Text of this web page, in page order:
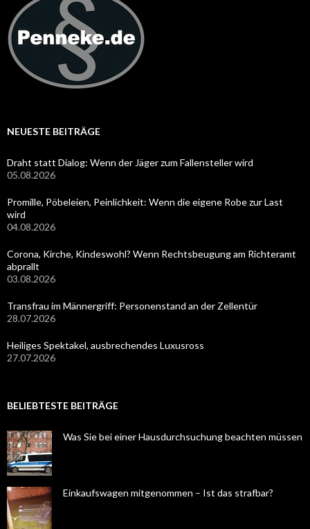
NEUESTE BEITRÄGE
Draht statt Dialog: Wenn der Jäger zum Fallensteller wird
05.08.2026
Promille, Pöbeleien, Peinlichkeit: Wenn die eigene Robe zur Last
wird
04.08.2026
Corona, Kirche, Kindeswohl? Wenn Rechtsbeugung am Richteramt
abprallt
03.08.2026
Transfrau im Männergriff: Personenstand an der Zellentür
28.07.2026
Heiliges Spektakel, ausbrechendes Luxusross
27.07.2026
BELIEBTESTE BEITRÄGE
Was Sie bei einer Hausdurchsuchung beachten müssen
Einkaufswagen mitgenommen – Ist das strafbar?